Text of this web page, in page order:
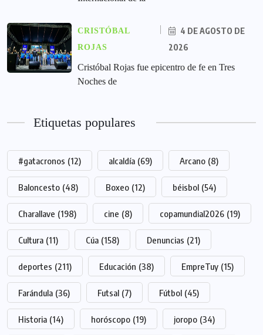
CRISTÓBAL
ROJAS
4 DE AGOSTO DE
2026
Cristóbal Rojas fue epicentro de fe en Tres
Noches de
Etiquetas populares
#gatacronos (12) alcaldía (69) Arcano (8)
Baloncesto (48) Boxeo (12) béisbol (54)
Charallave (198) cine (8) copamundial2026 (19)
Cultura (11) Cúa (158) Denuncias (21)
deportes (211) Educación (38) EmpreTuy (15)
Farándula (36) Futsal (7) Fútbol (45)
Historia (14) horóscopo (19) joropo (34)